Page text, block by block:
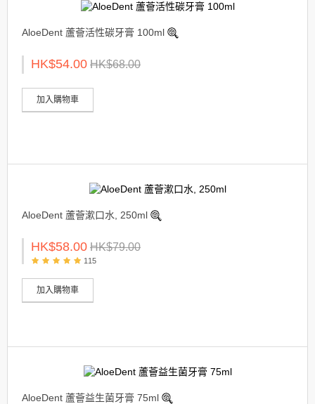
AloeDent 蘆薈活性碳牙膏 100ml
HK$54.00 HK$68.00
加入購物車
AloeDent 蘆薈漱口水, 250ml
HK$58.00 HK$79.00
115
加入購物車
AloeDent 蘆薈益生菌牙膏 75ml